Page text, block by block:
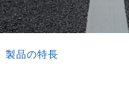
製品の特長